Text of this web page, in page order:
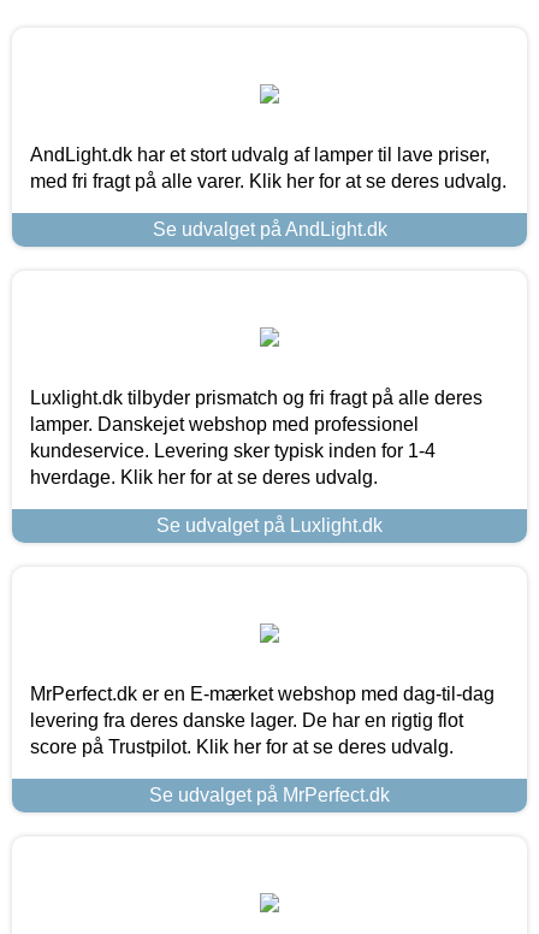
AndLight.dk har et stort udvalg af lamper til lave priser,
med fri fragt på alle varer. Klik her for at se deres udvalg.
Se udvalget på AndLight.dk
Luxlight.dk tilbyder prismatch og fri fragt på alle deres
lamper. Danskejet webshop med professionel
kundeservice. Levering sker typisk inden for 1-4
hverdage. Klik her for at se deres udvalg.
Se udvalget på Luxlight.dk
MrPerfect.dk er en E-mærket webshop med dag-til-dag
levering fra deres danske lager. De har en rigtig flot
score på Trustpilot. Klik her for at se deres udvalg.
Se udvalget på MrPerfect.dk